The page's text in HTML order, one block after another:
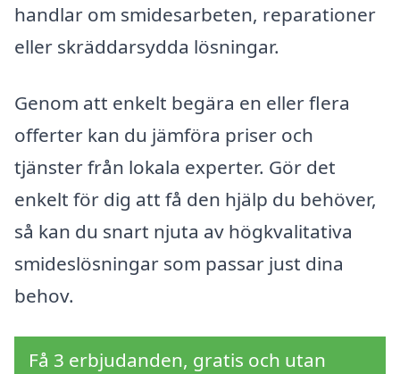
handlar om smidesarbeten, reparationer
eller skräddarsydda lösningar.
Genom att enkelt begära en eller flera
offerter kan du jämföra priser och
tjänster från lokala experter. Gör det
enkelt för dig att få den hjälp du behöver,
så kan du snart njuta av högkvalitativa
smideslösningar som passar just dina
behov.
Få 3 erbjudanden, gratis och utan